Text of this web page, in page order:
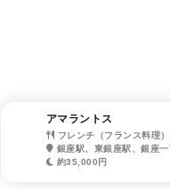
アマラントス
フレンチ（フランス料理）
銀座駅、東銀座駅、銀座
約35,000円